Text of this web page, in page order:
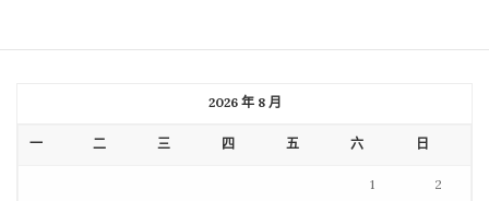
2026 年 8 月
一 二 三 四 五 六 日
1 2